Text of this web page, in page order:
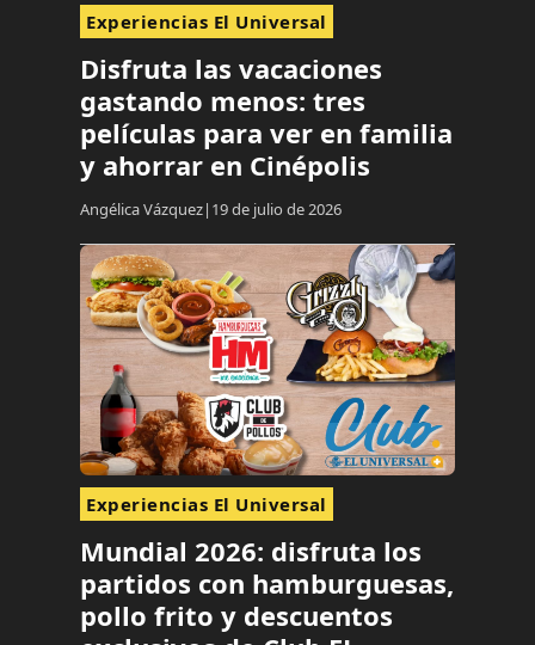
Experiencias El Universal
Disfruta las vacaciones
gastando menos: tres
películas para ver en familia
y ahorrar en Cinépolis
Angélica Vázquez 19 de julio de 2026
Experiencias El Universal
Mundial 2026: disfruta los
partidos con hamburguesas,
pollo frito y descuentos